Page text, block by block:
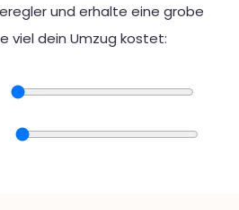
und erhalte eine grobe
viel dein Umzug kostet: